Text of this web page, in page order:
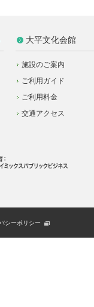
大平文化会館
施設のご案内
ご利用ガイド
ご利用料金
交通アクセス
シーポリシー